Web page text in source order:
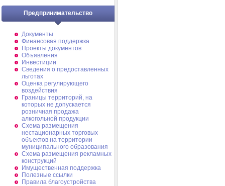
Предпринимательство
Документы
Финансовая поддержка
Проекты документов
Объявления
Инвестиции
Сведения о предоставленных
льготах
Оценка регулирующего
воздействия
Границы территорий, на
которых не допускается
розничная продажа
алкогольной продукции
Схема размещения
нестационарных торговых
объектов на территории
муниципального образования
Схема размещения рекламных
конструкций
Имущественная поддержка
Полезные ссылки
Правила благоустройства